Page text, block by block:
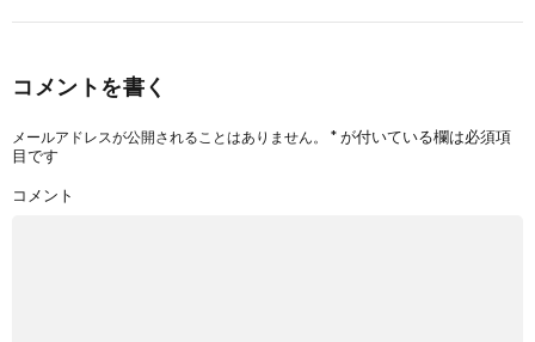
コメントを書く
メールアドレスが公開されることはありません。 *が付いている欄は必須項
目です
コメント